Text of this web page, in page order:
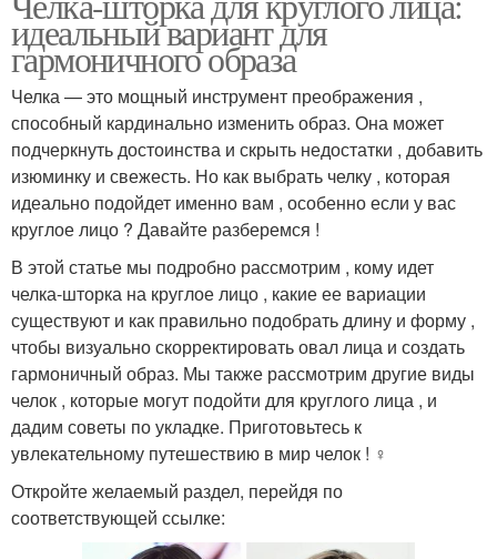
идеальный вариант для
гармоничного образа
Челка — это мощный инструмент преображения ,
способный кардинально изменить образ. Она может
подчеркнуть достоинства и скрыть недостатки , добавить
изюминку и свежесть. Но как выбрать челку , которая
идеально подойдет именно вам , особенно если у вас
круглое лицо ? Давайте разберемся !
В этой статье мы подробно рассмотрим , кому идет
челка-шторка на круглое лицо , какие ее вариации
существуют и как правильно подобрать длину и форму ,
чтобы визуально скорректировать овал лица и создать
гармоничный образ. Мы также рассмотрим другие виды
челок , которые могут подойти для круглого лица , и
дадим советы по укладке. Приготовьтесь к
увлекательному путешествию в мир челок ! ‍♀️
Откройте желаемый раздел, перейдя по
соответствующей ссылке: